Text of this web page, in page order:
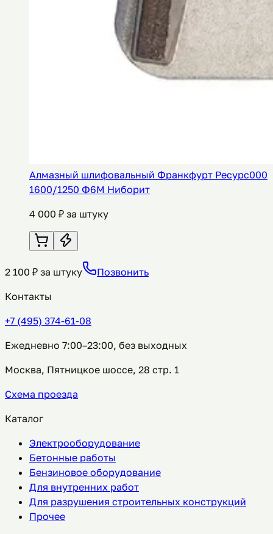
Алмазный шлифовальный Франкфурт Ресурс000
1600/1250 Ф6М Ниборит
4 000 ₽ за штуку
2 100 ₽ за штуку
Позвонить
Контакты
+7 (495) 374-61-08
Ежедневно 7:00–23:00, без выходных
Москва, Пятницкое шоссе, 28 стр. 1
Схема проезда
Каталог
Электрооборудование
Бетонные работы
Бензиновое оборудование
Для внутренних работ
Для разрушения строительных конструкций
Прочее